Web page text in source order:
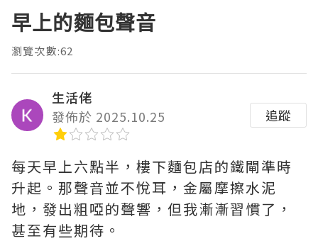
早上的麵包聲音
瀏覽次數:62
生活佬
發佈於 2025.10.25
追蹤
每天早上六點半，樓下麵包店的鐵閘準時
升起。那聲音並不悅耳，金屬摩擦水泥
地，發出粗啞的聲響，但我漸漸習慣了，
甚至有些期待。